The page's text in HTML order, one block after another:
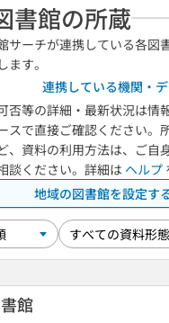
書館の所蔵
サーチが連携している各図
す。
連携している機関・
否等の詳細・最新状況は情
スで直接ご確認ください。
、資料の利用方法は、ご自
談ください。詳細は ヘルプ
地域の図書館を設定す
館